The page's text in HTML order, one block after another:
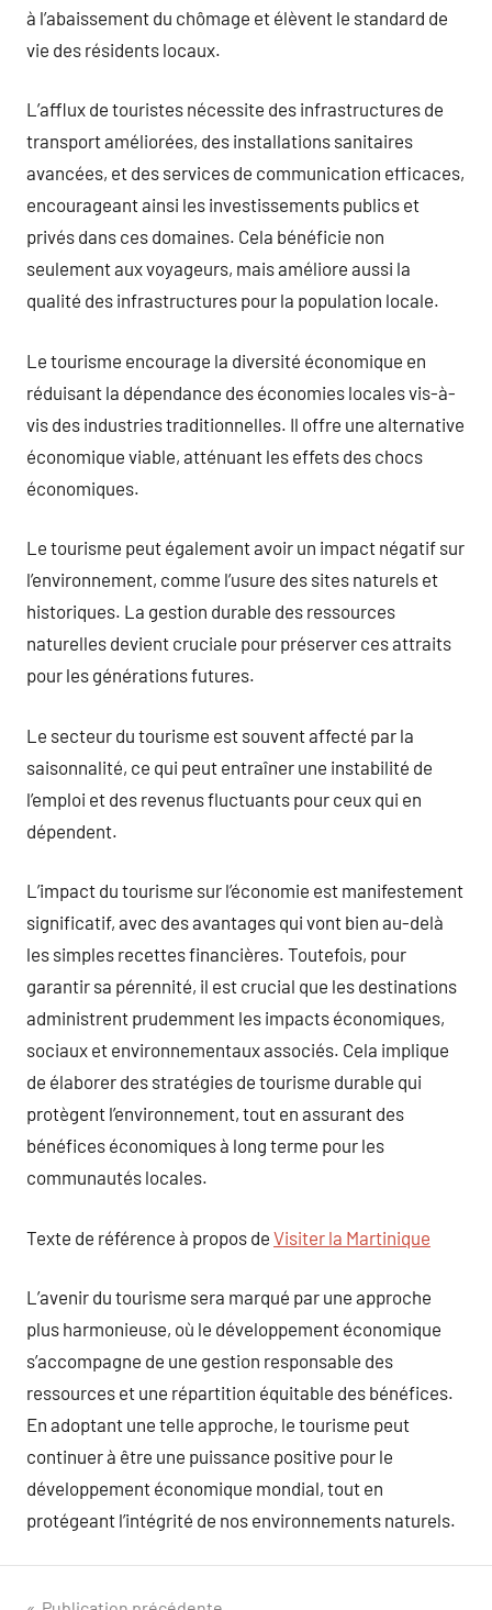
à l’abaissement du chômage et élèvent le standard de
vie des résidents locaux.
L’afflux de touristes nécessite des infrastructures de
transport améliorées, des installations sanitaires
avancées, et des services de communication efficaces,
encourageant ainsi les investissements publics et
privés dans ces domaines. Cela bénéficie non
seulement aux voyageurs, mais améliore aussi la
qualité des infrastructures pour la population locale.
Le tourisme encourage la diversité économique en
réduisant la dépendance des économies locales vis-à-
vis des industries traditionnelles. Il offre une alternative
économique viable, atténuant les effets des chocs
économiques.
Le tourisme peut également avoir un impact négatif sur
l’environnement, comme l’usure des sites naturels et
historiques. La gestion durable des ressources
naturelles devient cruciale pour préserver ces attraits
pour les générations futures.
Le secteur du tourisme est souvent affecté par la
saisonnalité, ce qui peut entraîner une instabilité de
l’emploi et des revenus fluctuants pour ceux qui en
dépendent.
L’impact du tourisme sur l’économie est manifestement
significatif, avec des avantages qui vont bien au-delà
les simples recettes financières. Toutefois, pour
garantir sa pérennité, il est crucial que les destinations
administrent prudemment les impacts économiques,
sociaux et environnementaux associés. Cela implique
de élaborer des stratégies de tourisme durable qui
protègent l’environnement, tout en assurant des
bénéfices économiques à long terme pour les
communautés locales.
Texte de référence à propos de Visiter la Martinique
L’avenir du tourisme sera marqué par une approche
plus harmonieuse, où le développement économique
s’accompagne de une gestion responsable des
ressources et une répartition équitable des bénéfices.
En adoptant une telle approche, le tourisme peut
continuer à être une puissance positive pour le
développement économique mondial, tout en
protégeant l’intégrité de nos environnements naturels.